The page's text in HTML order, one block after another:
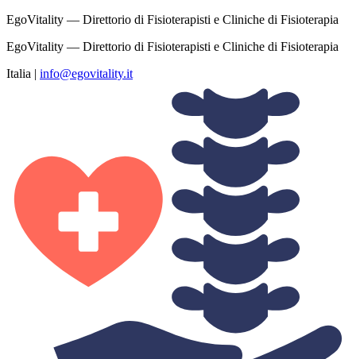
EgoVitality — Direttorio di Fisioterapisti e Cliniche di Fisioterapia
EgoVitality — Direttorio di Fisioterapisti e Cliniche di Fisioterapia
Italia | info@egovitality.it